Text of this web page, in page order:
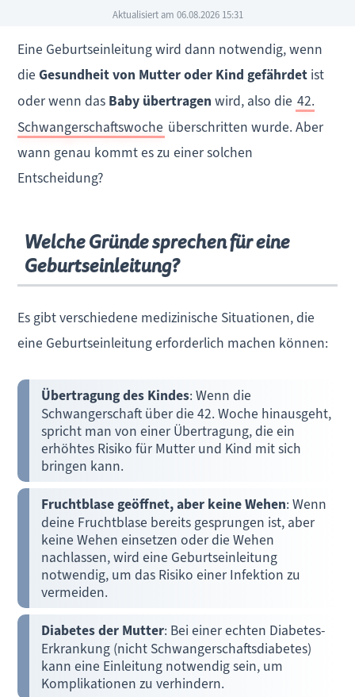
Aktualisiert am 06.08.2026 15:31
Eine Geburtseinleitung wird dann notwendig, wenn
dieGesundheit von Mutter oder Kind gefährdet ist
oder wenn das Baby übertragen wird, also die 42.
Schwangerschaftswoche überschritten wurde. Aber
wann genau kommt es zu einer solchen
Entscheidung?
Welche Gründe sprechen für eine
Geburtseinleitung?
Es gibt verschiedene medizinische Situationen, die
eine Geburtseinleitung erforderlich machen können:
Übertragung des Kindes: Wenn die
Schwangerschaft über die 42. Woche hinausgeht,
spricht man von einer Übertragung, die ein
erhöhtes Risiko für Mutter und Kind mit sich
bringen kann.
Fruchtblase geöffnet, aber keine Wehen: Wenn
deine Fruchtblase bereits gesprungen ist, aber
keine Wehen einsetzen oder die Wehen
nachlassen, wird eine Geburtseinleitung
notwendig, um das Risiko einer Infektion zu
vermeiden.
Diabetes der Mutter: Bei einer echten Diabetes-
Erkrankung (nicht Schwangerschaftsdiabetes)
kann eine Einleitung notwendig sein, um
Komplikationen zu verhindern.